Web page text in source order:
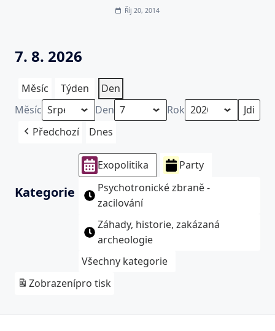
Říj 20, 2014
7. 8. 2026
Měsíc Týden
Den
Měsíc
Den
Rok
Předchozí
Dnes
Kategorie
Exopolitika
Party
Psychotronické zbraně -
zacilování
Záhady, historie, zakázaná
archeologie
Všechny kategorie
Zobrazenípro tisk